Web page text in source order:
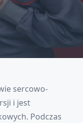
sercowo-
i jest
Podczas